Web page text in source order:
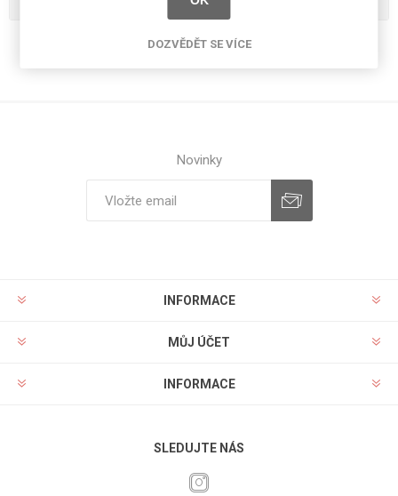
Novinky
INFORMACE
MŮJ ÚČET
INFORMACE
SLEDUJTE NÁS
DOZVĚDĚT SE VÍCE